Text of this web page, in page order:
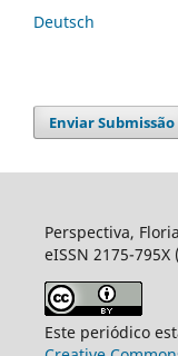
Deutsch
Enviar Submissão
Perspectiva,
eISSN 2175-
Este periódico